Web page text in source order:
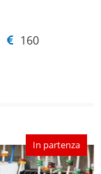
160
In partenza